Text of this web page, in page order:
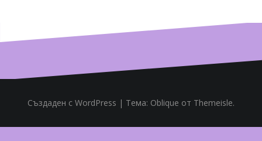
Създаден с WordPress | Тема: Oblique от Themeisle.